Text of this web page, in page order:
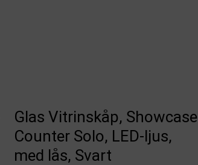
Glas Vitrinskåp, Showcase
Counter Solo, LED-ljus,
med lås, Svart